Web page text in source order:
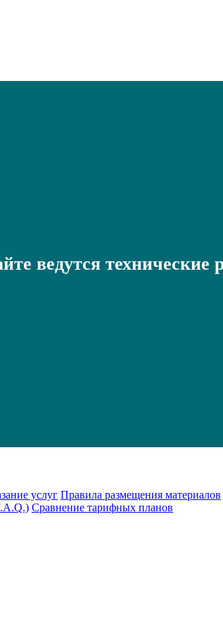
ведутся технические
услуг Правила размещения материалов
Cравнение тарифных планов